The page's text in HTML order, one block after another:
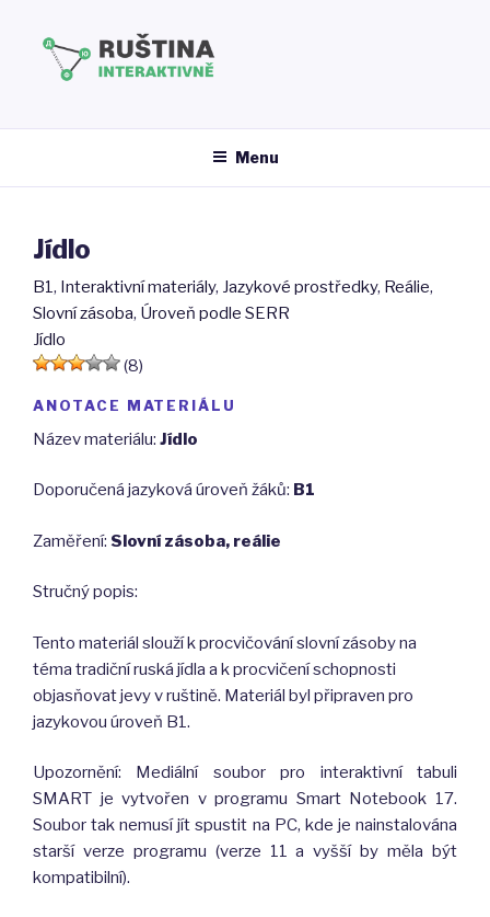
RUŠTINA INTERAKTIVNĚ
Menu
Jídlo
B1, Interaktivní materiály, Jazykové prostředky, Reálie,
Slovní zásoba, Úroveň podle SERR
Jídlo
(8)
ANOTACE MATERIÁLU
Název materiálu: Jídlo
Doporučená jazyková úroveň žáků: B1
Zaměření: Slovní zásoba, reálie
Stručný popis:
Tento materiál slouží k procvičování slovní zásoby na
téma tradiční ruská jídla a k procvičení schopnosti
objasňovat jevy v ruštině. Materiál byl připraven pro
jazykovou úroveň B1.
Upozornění: Mediální soubor pro interaktivní tabuli
SMART je vytvořen v programu Smart Notebook 17.
Soubor tak nemusí jít spustit na PC, kde je nainstalována
starší verze programu (verze 11 a vyšší by měla být
kompatibilní).